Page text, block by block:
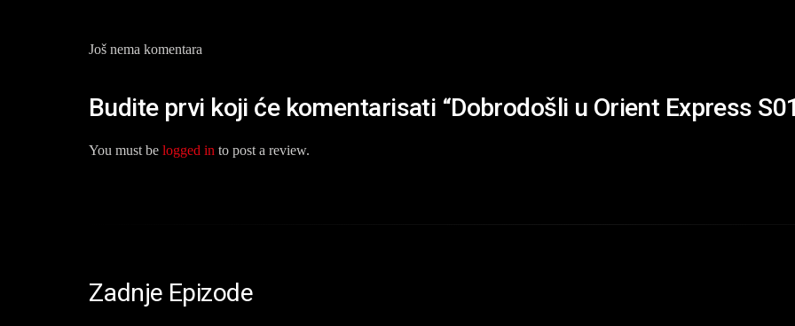
Još nema komentara
Budite prvi koji će komentarisati “Dobrodošli u Orient Express
You must be logged in to post a review.
Zadnje Epizode